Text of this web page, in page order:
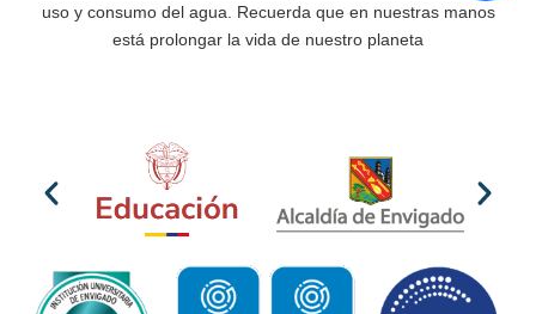
uso y consumo del agua. Recuerda que en nuestras manos
está prolongar la vida de nuestro planeta